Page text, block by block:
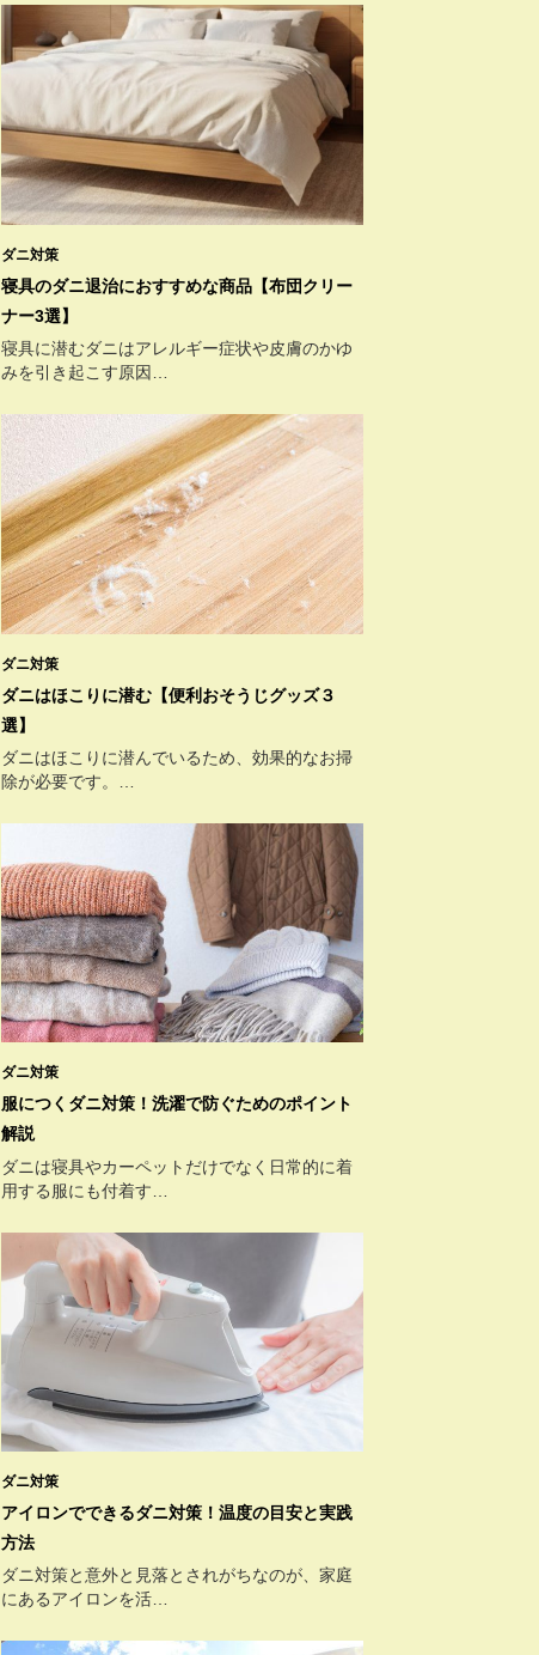
ダニ対策
寝具のダニ退治におすすめな商品【布団クリー
ナー3選】
寝具に潜むダニはアレルギー症状や皮膚のかゆ
みを引き起こす原因…
ダニ対策
ダニはほこりに潜む【便利おそうじグッズ３
選】
ダニはほこりに潜んでいるため、効果的なお掃
除が必要です。…
ダニ対策
服につくダニ対策！洗濯で防ぐためのポイント
解説
ダニは寝具やカーペットだけでなく日常的に着
用する服にも付着す…
ダニ対策
アイロンでできるダニ対策！温度の目安と実践
方法
ダニ対策と意外と見落とされがちなのが、家庭
にあるアイロンを活…